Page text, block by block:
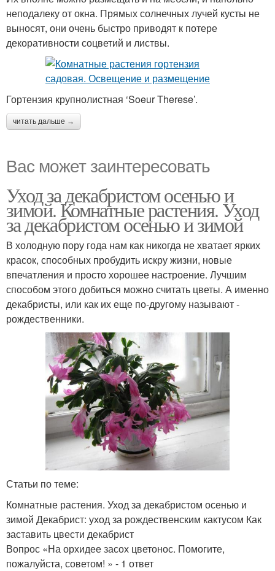
неподалеку от окна. Прямых солнечных лучей кусты не
выносят, они очень быстро приводят к потере
декоративности соцветий и листвы.
Гортензия крупнолистная ‘Soeur Therese’.
читать дальше →
Вас может заинтересовать
Уход за декабристом осенью и
зимой. Комнатные растения. Уход
за декабристом осенью и зимой
В холодную пору года нам как никогда не хватает ярких
красок, способных пробудить искру жизни, новые
впечатления и просто хорошее настроение. Лучшим
способом этого добиться можно считать цветы. А именно
декабристы, или как их еще по-другому называют -
рождественники.
Статьи по теме:
Комнатные растения. Уход за декабристом осенью и
зимой Декабрист: уход за рождественским кактусом Как
заставить цвести декабрист
Вопрос «На орхидее засох цветонос. Помогите,
пожалуйста, советом! » - 1 ответ